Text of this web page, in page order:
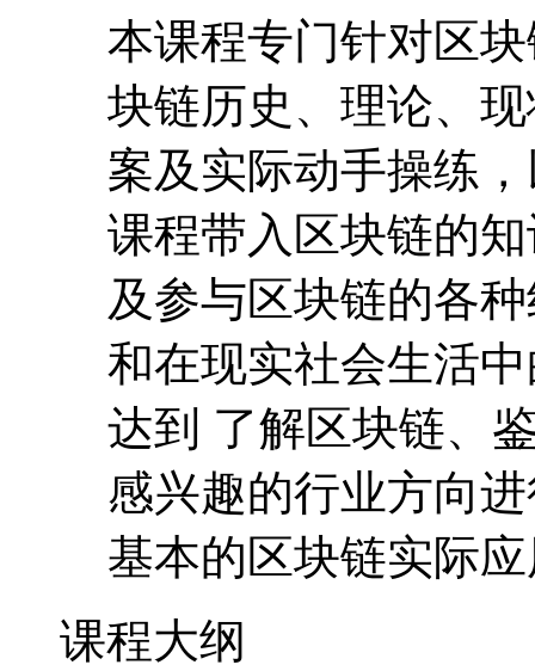
本课程专门针对区
块链历史、理论、
案及实际动手操练
课程带入区块链的
及参与区块链的各
和在现实社会生活
达到 了解区块链、
感兴趣的行业方向
基本的区块链实际
课程大纲